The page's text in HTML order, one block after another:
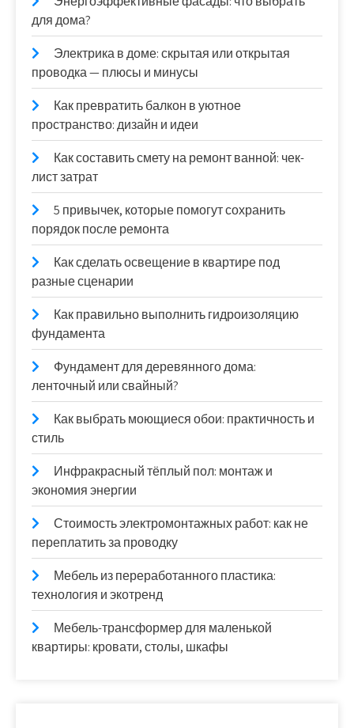
для дома?
Электрика в доме: скрытая или открытая
проводка — плюсы и минусы
Как превратить балкон в уютное
пространство: дизайн и идеи
Как составить смету на ремонт ванной: чек-
лист затрат
5 привычек, которые помогут сохранить
порядок после ремонта
Как сделать освещение в квартире под
разные сценарии
Как правильно выполнить гидроизоляцию
фундамента
Фундамент для деревянного дома:
ленточный или свайный?
Как выбрать моющиеся обои: практичность и
стиль
Инфракрасный тёплый пол: монтаж и
экономия энергии
Стоимость электромонтажных работ: как не
переплатить за проводку
Мебель из переработанного пластика:
технология и экотренд
Мебель-трансформер для маленькой
квартиры: кровати, столы, шкафы